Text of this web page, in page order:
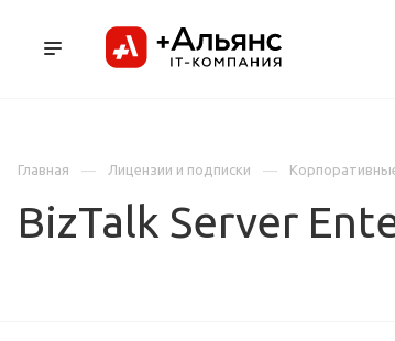
Главная
Лицензии и подписки
BizTalk Server